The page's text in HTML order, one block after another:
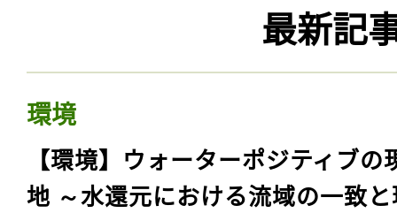
最新記
環境
【環境】ウォーターポジティブの
地 ～水還元における流域の一致